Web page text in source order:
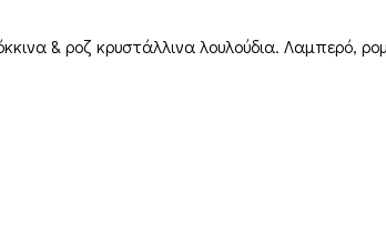
& ροζ κρυστάλλινα λουλούδια. Λαμπερό,